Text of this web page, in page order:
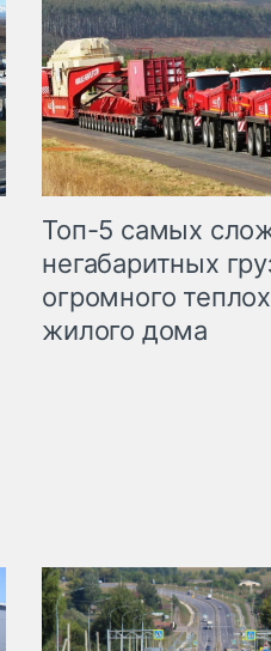
Топ-5 самых
негабаритных
огромного
жилого дома